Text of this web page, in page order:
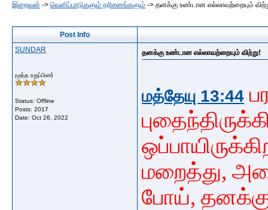
இறைவன் -> வெளிப்பாடுகளும் தரிசனங்களும் -> தனக்கு உண்டான எல்லாவற்றையும்
Post Info
SUNDAR
மூத்த உறுப்பினர்
Status: Offline
Posts: 2017
Date: Oct 26, 2022
தனக்கு உண்டான எல்லாவற்றையும் விற்று!
மத்தேயு 13:44
மறைத்து,
போய்,